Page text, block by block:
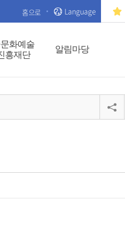
홈으로 Language
화예술
흥재단
알림마당